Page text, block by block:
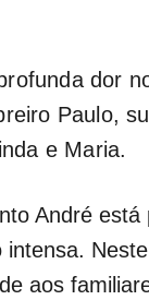
dor
Paulo,
e Maria.
André
aos